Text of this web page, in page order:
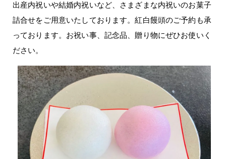
出産内祝いや結婚内祝いなど、さまざまな内祝いのお菓子
詰合せをご用意いたしております。紅白饅頭のご予約も承
っております。お祝い事、記念品、贈り物にぜひお使いく
ださい。